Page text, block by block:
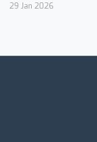
29 Jan 2026